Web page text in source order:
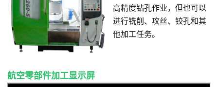
高精度钻孔作业，但也可以
进行铣削、攻丝、铰孔和其
他加工任务。
航空零部件加工显示屏